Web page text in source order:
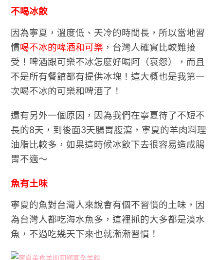
不喝冰飲
因為寧夏，溫度低、天冷的時間長，所以當地習
慣喝不冰的啤酒和可樂 ，台灣人確實比較難接
受！啤酒跟可樂不冰怎麼好喝阿（哀怨），而且
不是所有餐館都有提供冰塊！這大概也是我第一
次喝不冰的可樂和啤酒了！
還有另外一個原因，因為我們在寧夏待了不短不
長的8天，到後面3天腸胃腹瀉，寧夏的羊肉料理
油脂比較多，如果這時候冰飲下去很容易造成腸
胃不適～
魚有土味
寧夏的魚對台灣人來說會有個不習慣的土味，因
為台灣人都吃海水魚多，這裡抓的大多都是淡水
魚，不過吃幾天下來也就漸漸習慣！